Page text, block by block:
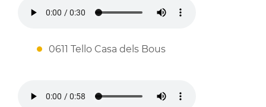
0611 Tello Casa dels Bous